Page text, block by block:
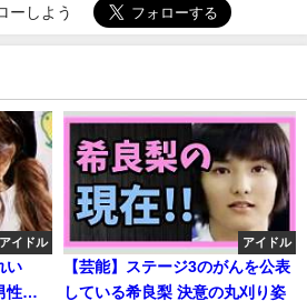
ーしよう
アイドル
い
性に
アイドル
【芸能】ステージ3のがんを公表
している希良梨 決意の丸刈り姿